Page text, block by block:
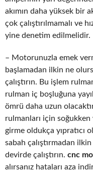
akımın daha yüksek bir
çok çalıştırılmamalı ve
yine denetim edilmelidir.
– Motorunuzla emek
başlamadan ilkin ne
çalıştırın. Bu işlem
rulman iç boşluğuna
ömrü daha uzun
rulmanları için
girme oldukça yıpratıcı
sabah çalıştırmadan
devirde çalıştırın. cnc
alırsanız hataları aza